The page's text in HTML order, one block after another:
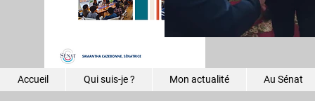
Une
mission
Accueil Qui suis-je ? Mon actualité Au Sénat